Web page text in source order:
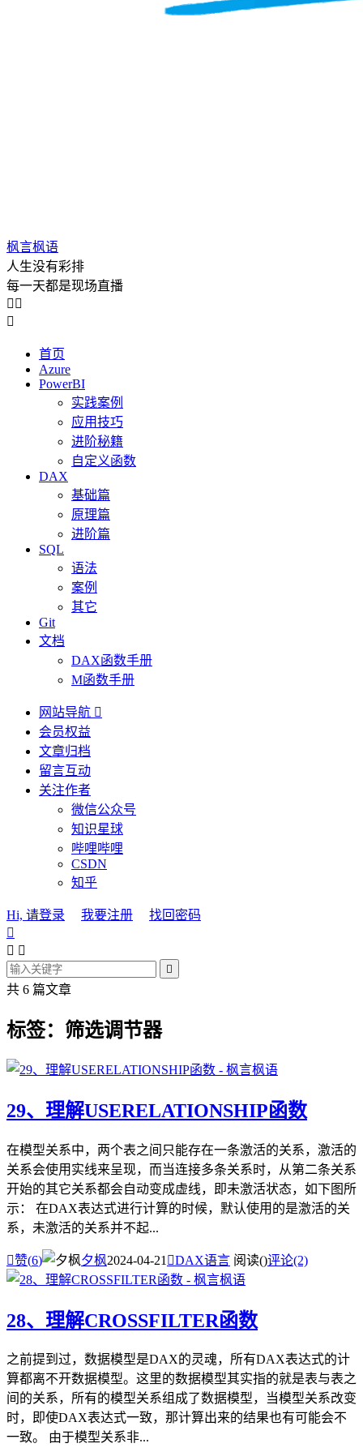
枫言枫语
人生没有彩排
每一天都是现场直播
 

首页
Azure
PowerBI
实践案例
应用技巧
进阶秘籍
自定义函数
DAX
基础篇
原理篇
进阶篇
SQL
语法
案例
其它
Git
文档
DAX函数手册
M函数手册
网站导航 
会员权益
文章归档
留言互动
关注作者
微信公众号
知识星球
哔哩哔哩
CSDN
知乎
Hi, 请登录 我要注册
找回密码

 

共 6 篇文章
标签：筛选调节器
29、理解USERELATIONSHIP函数
在模型关系中，两个表之间只能存在一条激活的关系，激活的
关系会使用实线来呈现，而当连接多条关系时，从第二条关系
开始的其它关系都会自动变成虚线，即未激活状态，如下图所
示： 在DAX表达式进行计算的时候，默认使用的是激活的关
系，未激活的关系并不起...
赞(6) 夕枫2024-04-21 DAX语言 阅读()评论(2)
28、理解CROSSFILTER函数
之前提到过，数据模型是DAX的灵魂，所有DAX表达式的计
算都离不开数据模型。这里的数据模型其实指的就是表与表之
间的关系，所有的模型关系组成了数据模型，当模型关系改变
时，即使DAX表达式一致，那计算出来的结果也有可能会不
一致。 由于模型关系非...